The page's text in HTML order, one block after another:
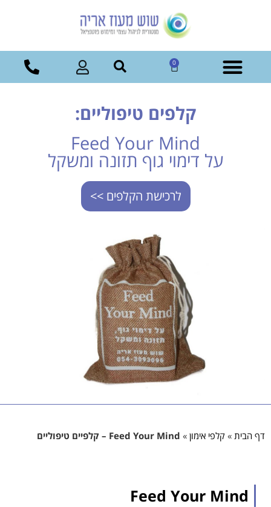
0
קלפים טיפוליים:
Feed Your Mind
על דימוי גוף תזונה ומשקל
לרכישת הקלפים >>
דף הבית » קלפי אימון » Feed Your Mind – קלפיים טיפוליים
Feed Your Mind